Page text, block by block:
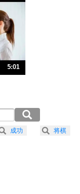
は、行動しないから。
。
しさで表現する。
5:01
成功 将棋